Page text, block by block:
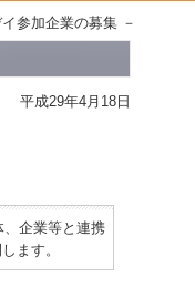
参加企業の募集 －
平成29年4月18日
企業等と連携
ます。